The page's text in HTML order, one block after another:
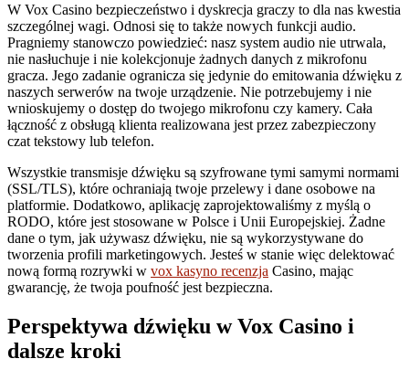
W Vox Casino bezpieczeństwo i dyskrecja graczy to dla nas kwestia
szczególnej wagi. Odnosi się to także nowych funkcji audio.
Pragniemy stanowczo powiedzieć: nasz system audio nie utrwala,
nie nasłuchuje i nie kolekcjonuje żadnych danych z mikrofonu
gracza. Jego zadanie ogranicza się jedynie do emitowania dźwięku z
naszych serwerów na twoje urządzenie. Nie potrzebujemy i nie
wnioskujemy o dostęp do twojego mikrofonu czy kamery. Cała
łączność z obsługą klienta realizowana jest przez zabezpieczony
czat tekstowy lub telefon.
Wszystkie transmisje dźwięku są szyfrowane tymi samymi normami
(SSL/TLS), które ochraniają twoje przelewy i dane osobowe na
platformie. Dodatkowo, aplikację zaprojektowaliśmy z myślą o
RODO, które jest stosowane w Polsce i Unii Europejskiej. Żadne
dane o tym, jak używasz dźwięku, nie są wykorzystywane do
tworzenia profili marketingowych. Jesteś w stanie więc delektować
nową formą rozrywki w vox kasyno recenzja Casino, mając
gwarancję, że twoja poufność jest bezpieczna.
Perspektywa dźwięku w Vox Casino i
dalsze kroki